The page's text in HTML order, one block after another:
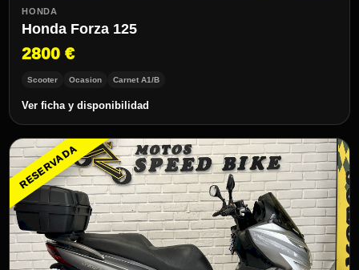
HONDA
Honda Forza 125
2800 €
Scooter Ocasion Carnet A1/B
Ver ficha y disponibilidad
RESERVADA